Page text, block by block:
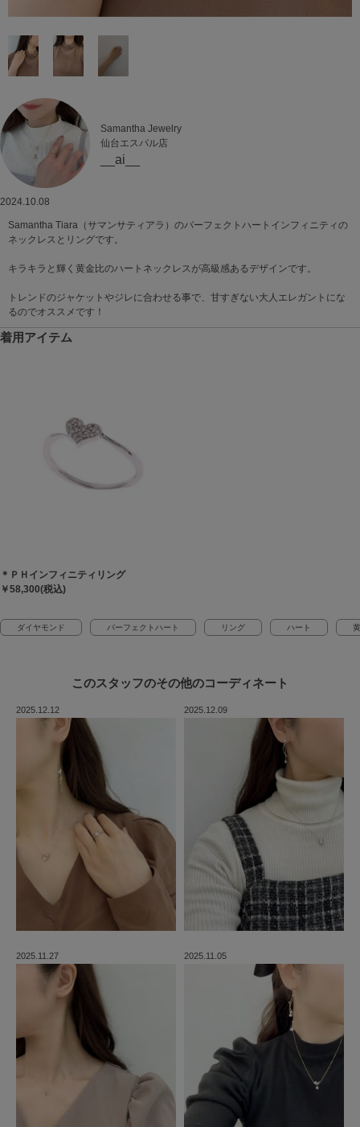
Samantha Jewelry
仙台エスパル店
__ai__
2024.10.08
Samantha Tiara（サマンサティアラ）のパーフェクトハートインフィニティの
ネックレスとリングです。
キラキラと輝く黄金比のハートネックレスが高級感あるデザインです。
トレンドのジャケットやジレに合わせる事で、甘すぎない大人エレガントにな
るのでオススメです！
着用アイテム
＊ＰＨインフィニティリング
￥58,300(税込)
ダイヤモンド パーフェクトハート リング ハート
このスタッフのその他のコーディネート
2025.12.12 2025.12.09
2025.11.27 2025.11.05